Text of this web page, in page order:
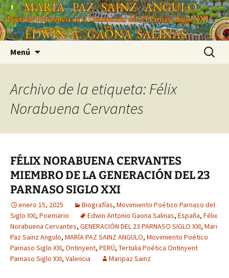
Saltar
al
contenido
'
'
Menú Buscar:
Archivo de la etiqueta: Félix
Norabuena Cervantes
FÉLIX NORABUENA CERVANTES
MIEMBRO DE LA GENERACIÓN DEL 23
PARNASO SIGLO XXI
enero 15, 2025 Biografías, Movimiento Poético Parnaso del
Siglo XXI, Poemario Edwin Antonio Gaona Salinas, España, Félix
Norabuena Cervantes, GENERACIÓN DEL 23 PARNASO SIGLO XXI, Mari
Paz Sainz Angulo, MARÍA PAZ SAINZ ANGULO, Movimiento Poético
Parnaso Siglo XXI, Ontinyent, PERÚ, Tertulia Poética Ontinyent
Parnaso Siglo XXI, Valencia Maripaz Sainz